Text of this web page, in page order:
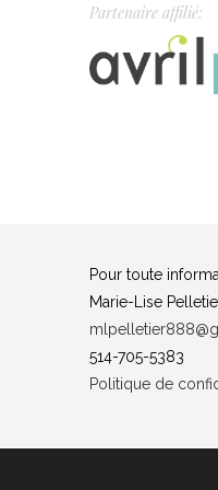
Partenaire affilié:
Pour toute
Marie-Lise
514-705-5383
Politique de